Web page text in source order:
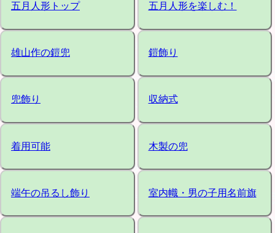
五月人形トップ 五月人形を楽しむ！
雄山作の鎧兜 鎧飾り
兜飾り 収納式
着用可能 木製の兜
端午の吊るし飾り 室内幟・男の子用名前旗